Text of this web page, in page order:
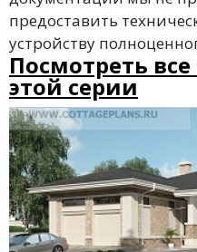
предоставить
устройству
Посмотреть
этой серии